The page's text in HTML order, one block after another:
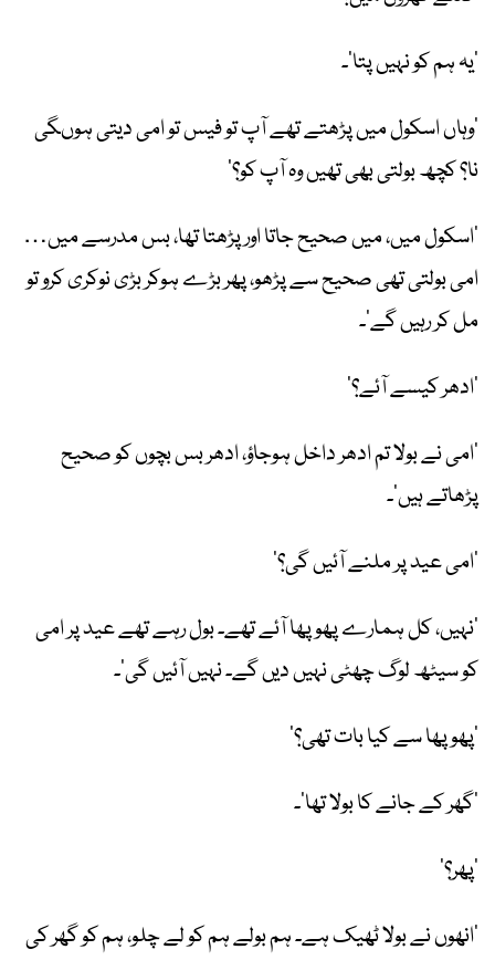
’یہ ہم کو نہیں پتا‘۔
’وہاں اسکول میں پڑھتے تھے آپ تو فیس تو امی دیتی ہوںگی
نا؟ کچھ بولتی بھی تھیں وہ آپ کو؟‘
’اسکول میں، میں صحیح جاتا اور پڑھتا تھا، بس مدرسے میں…
امی بولتی تھی صحیح سے پڑھو، پھر بڑے ہوکر بڑی نوکری کرو تو
مل کر رہیں گے‘۔
’ادھر کیسے آئے؟‘
’امی نے بولا تم ادھر داخل ہوجاؤ، ادھر بس بچوں کو صحیح
پڑھاتے ہیں‘۔
’امی عید پر ملنے آئیں گی؟‘
’نہیں، کل ہمارے پھوپھا آئے تھے۔ بول رہے تھے عید پر امی
کو سیٹھ لوگ چھٹی نہیں دیں گے۔ نہیں آئیں گی‘۔
’پھوپھا سے کیا بات تھی؟‘
’گھر کے جانے کا بولا تھا‘۔
’پھر؟‘
’انھوں نے بولا ٹھیک ہے۔ ہم بولے ہم کو لے چلو، ہم کو گھر کی